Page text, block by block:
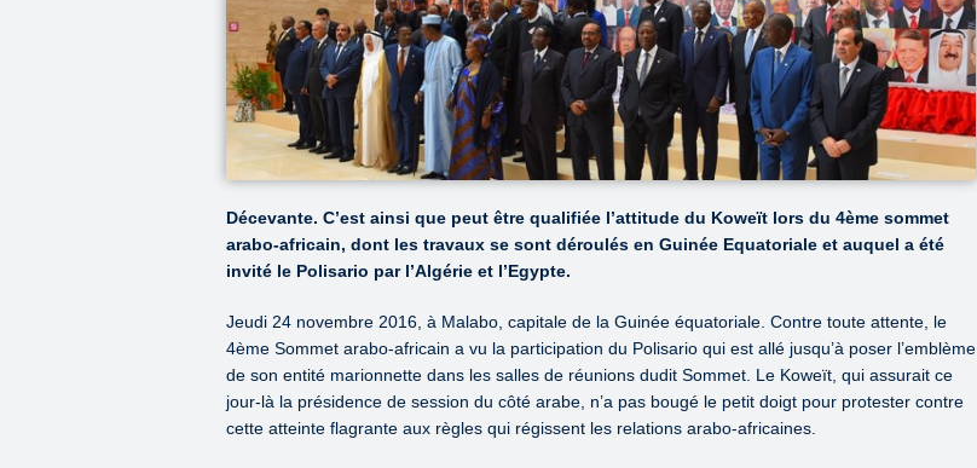
Décevante. C’est ainsi que peut être qualifiée l’attitude du Koweït lors du 4ème sommet
arabo-africain, dont les travaux se sont déroulés en Guinée Equatoriale et auquel a été
invité le Polisario par l’Algérie et l’Egypte.
Jeudi 24 novembre 2016, à Malabo, capitale de la Guinée équatoriale. Contre toute attente, le
4ème Sommet arabo-africain a vu la participation du Polisario qui est allé jusqu’à poser l’emblème
de son entité marionnette dans les salles de réunions dudit Sommet. Le Koweït, qui assurait ce
jour-là la présidence de session du côté arabe, n’a pas bougé le petit doigt pour protester contre
cette atteinte flagrante aux règles qui régissent les relations arabo-africaines.